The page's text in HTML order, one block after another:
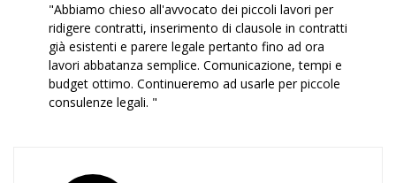
"Abbiamo chieso all'avvocato dei piccoli lavori per
ridigere contratti, inserimento di clausole in contratti
già esistenti e parere legale pertanto fino ad ora
lavori abbatanza semplice. Comunicazione, tempi e
budget ottimo. Continueremo ad usarle per piccole
consulenze legali. "